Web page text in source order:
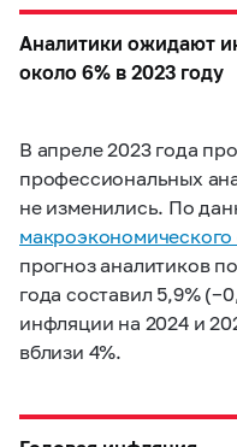
Аналитики ожидают
около 6% в 2023 году
В апреле 2023 года
профессиональных
не изменились. По
прогноз аналитиков
года составил 5,9%
инфляции на 2024 и
вблизи 4%.